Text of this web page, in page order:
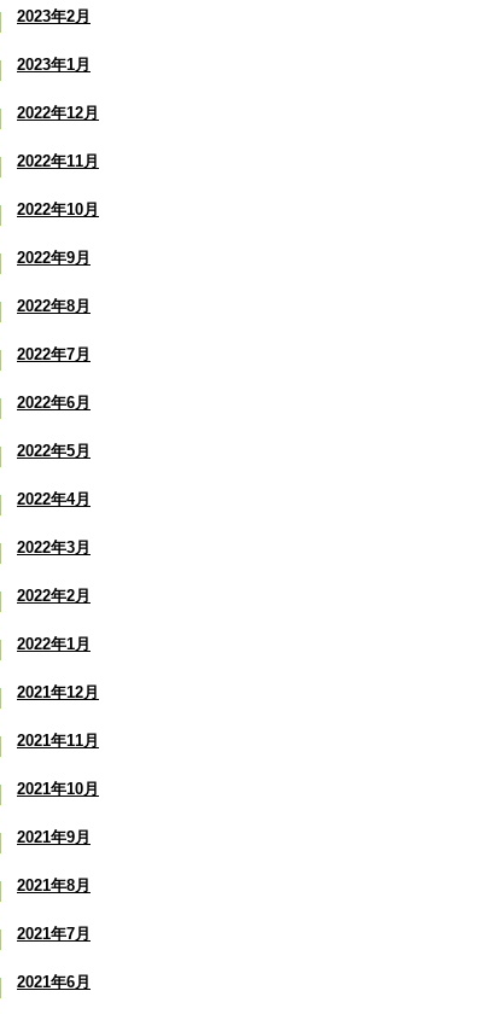
2023年2月
2023年1月
2022年12月
2022年11月
2022年10月
2022年9月
2022年8月
2022年7月
2022年6月
2022年5月
2022年4月
2022年3月
2022年2月
2022年1月
2021年12月
2021年11月
2021年10月
2021年9月
2021年8月
2021年7月
2021年6月